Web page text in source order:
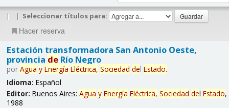
| | Seleccionar títulos para:
Hacer reserva
Estación transformadora San Antonio Oeste,
provincia deRío Negro
por Agua y Energía Eléctrica, Sociedad del Estado.
Idioma: Español
Editor: Buenos Aires: Agua y Energía Eléctrica, Sociedad del Estado,
1988